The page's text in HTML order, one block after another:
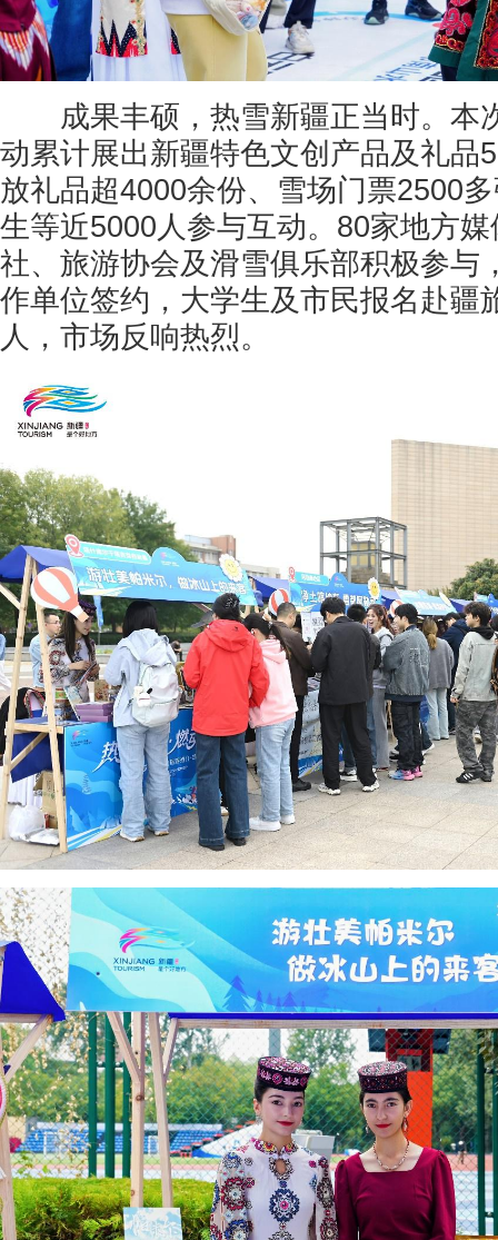
成果丰硕，热雪新疆正当时。本
动累计展出新疆特色文创产品及礼品
放礼品超4000余份、雪场门票2500
生等近5000人参与互动。80家地方
社、旅游协会及滑雪俱乐部积极参与
作单位签约，大学生及市民报名赴疆
人，市场反响热烈。